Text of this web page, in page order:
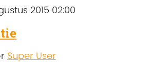
2015 02:00
Super User